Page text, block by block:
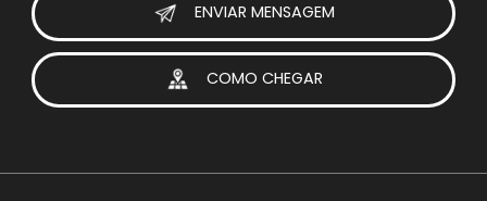
ENVIAR MENSAGEM
COMO CHEGAR